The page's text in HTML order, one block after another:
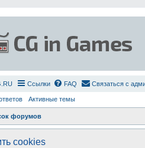
Ссылки FAQ Связаться с
Активные темы
форумов
cookies